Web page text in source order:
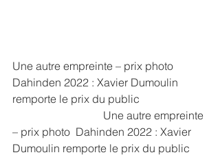
Une autre empreinte – prix photo
Dahinden 2022 : Xavier Dumoulin
remporte le prix du public
– prix photo  Dahinden 2022 : Xavier
Dumoulin remporte le prix du public